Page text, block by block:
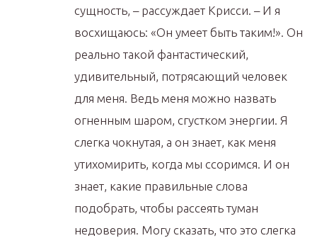
сущность, – рассуждает Крисси. – И я
восхищаюсь: «Он умеет быть таким!». Он
реально такой фантастический,
удивительный, потрясающий человек
для меня. Ведь меня можно назвать
огненным шаром, сгустком энергии. Я
слегка чокнутая, а он знает, как меня
утихомирить, когда мы ссоримся. И он
знает, какие правильные слова
подобрать, чтобы рассеять туман
недоверия. Могу сказать, что это слегка